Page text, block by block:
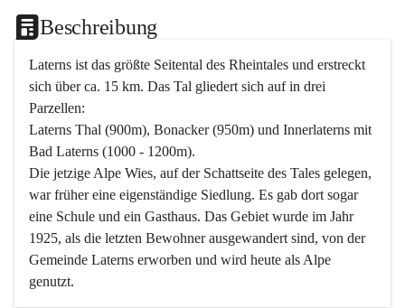
Beschreibung
Laterns ist das größte Seitental des Rheintales und erstreckt
sich über ca. 15 km. Das Tal gliedert sich auf in drei
Parzellen:
Laterns Thal (900m), Bonacker (950m) und Innerlaterns mit
Bad Laterns (1000 - 1200m).
Die jetzige Alpe Wies, auf der Schattseite des Tales gelegen,
war früher eine eigenständige Siedlung. Es gab dort sogar
eine Schule und ein Gasthaus. Das Gebiet wurde im Jahr
1925, als die letzten Bewohner ausgewandert sind, von der
Gemeinde Laterns erworben und wird heute als Alpe
genutzt.